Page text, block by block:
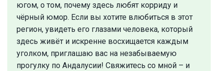
югом, о том, почему здесь любят корриду и
чёрный юмор. Если вы хотите влюбиться в этот
регион, увидеть его глазами человека, который
здесь живёт и искренне восхищается каждым
уголком, приглашаю вас на незабываемую
прогулку по Андалусии! Свяжитесь со мной – и